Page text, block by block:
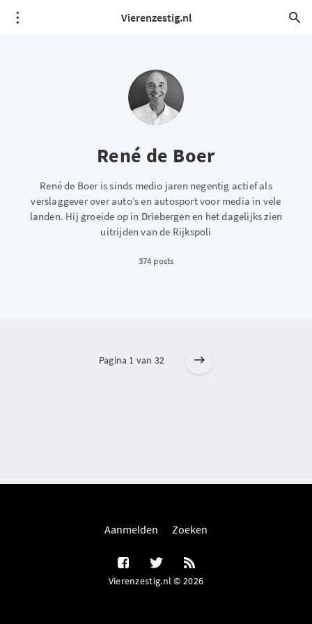
Vierenzestig.nl
René de Boer
René de Boer is sinds medio jaren negentig actief als
verslaggever over auto’s en autosport voor media in vele
landen. Hij groeide op in Driebergen en het dagelijks zien
uitrijden van de Rijkspoli
374 posts
Pagina 1 van 32
Aanmelden Zoeken
Vierenzestig.nl © 2026